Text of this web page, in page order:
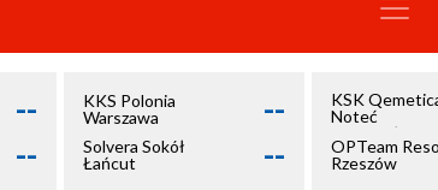
--
--
KKS Polonia
Warszawa
--
Solvera Sokół
Łańcut
--
KSK
Noteć
Inowrocław
OPTeam
Rzeszów